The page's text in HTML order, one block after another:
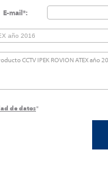
E-mail*:
de datos*